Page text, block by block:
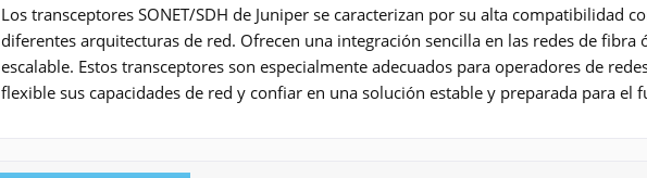
Los transceptores SONET/SDH de Juniper se caracterizan por su alta compatibilidad
diferentes arquitecturas de red. Ofrecen una integración sencilla en las redes de
escalable. Estos transceptores son especialmente adecuados para operadores de
flexible sus capacidades de red y confiar en una solución estable y preparada para el